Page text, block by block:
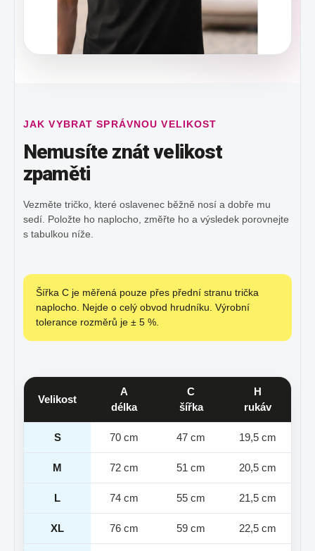
JAK VYBRAT SPRÁVNOU VELIKOST
Nemusíte znát velikost
zpaměti
Vezměte tričko, které oslavenec běžně nosí a dobře mu
sedí. Položte ho naplocho, změřte ho a výsledek porovnejte
s tabulkou níže.
Šířka C je měřená pouze přes přední stranu trička
naplocho. Nejde o celý obvod hrudníku. Výrobní
tolerance rozměrů je ± 5 %.
Velikost
A
délka
C
šířka
H
rukáv
S 70 cm 47 cm 19,5 cm
M 72 cm 51 cm 20,5 cm
L 74 cm 55 cm 21,5 cm
XL 76 cm 59 cm 22,5 cm